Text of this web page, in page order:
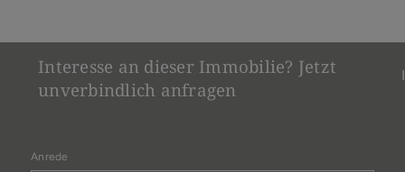
Interesse an dieser Immobilie? Jetzt
unverbindlich anfragen
Anrede